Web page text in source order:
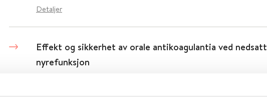
Detaljer
Effekt og sikkerhet av orale antikoagulantia ved nedsatt
nyrefunksjon